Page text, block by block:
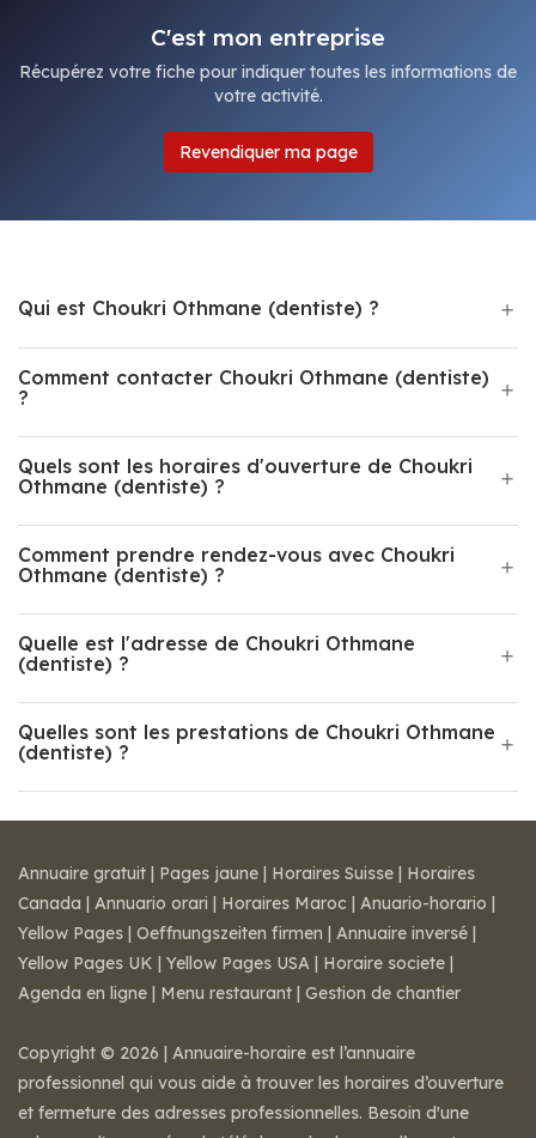
C'est mon entreprise
Récupérez votre fiche pour indiquer toutes les informations de
votre activité.
Revendiquer ma page
Qui est Choukri Othmane (dentiste) ?
Comment contacter Choukri Othmane (dentiste)
?
Quels sont les horaires d'ouverture de Choukri
Othmane (dentiste) ?
Comment prendre rendez-vous avec Choukri
Othmane (dentiste) ?
Quelle est l'adresse de Choukri Othmane
(dentiste) ?
Quelles sont les prestations de Choukri Othmane
(dentiste) ?
Annuaire gratuit | Pages jaune | Horaires Suisse | Horaires
Canada | Annuario orari | Horaires Maroc | Anuario-horario |
Yellow Pages | Oeffnungszeiten firmen | Annuaire inversé |
Yellow Pages UK | Yellow Pages USA | Horaire societe |
Agenda en ligne | Menu restaurant | Gestion de chantier
Copyright © 2026 | Annuaire-horaire est l’annuaire
professionnel qui vous aide à trouver les horaires d’ouverture
et fermeture des adresses professionnelles. Besoin d'une